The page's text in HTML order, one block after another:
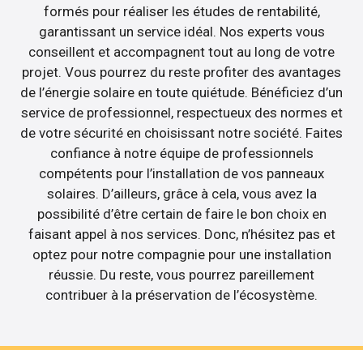
formés pour réaliser les études de rentabilité,
garantissant un service idéal. Nos experts vous
conseillent et accompagnent tout au long de votre
projet. Vous pourrez du reste profiter des avantages
de l’énergie solaire en toute quiétude. Bénéficiez d’un
service de professionnel, respectueux des normes et
de votre sécurité en choisissant notre société. Faites
confiance à notre équipe de professionnels
compétents pour l’installation de vos panneaux
solaires. D’ailleurs, grâce à cela, vous avez la
possibilité d’être certain de faire le bon choix en
faisant appel à nos services. Donc, n’hésitez pas et
optez pour notre compagnie pour une installation
réussie. Du reste, vous pourrez pareillement
contribuer à la préservation de l’écosystème.